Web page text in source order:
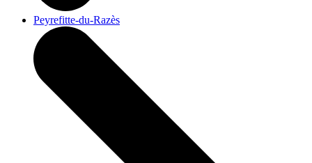
Peyrefitte-du-Razès